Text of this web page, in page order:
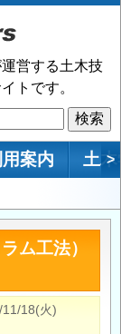
営する土木技
トです。
案内 土 >
ム工法）
11/18(火)